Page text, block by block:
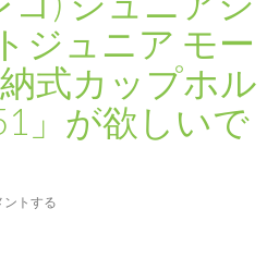
ジュニア モー
式カップホル
」が欲しいで
ントする